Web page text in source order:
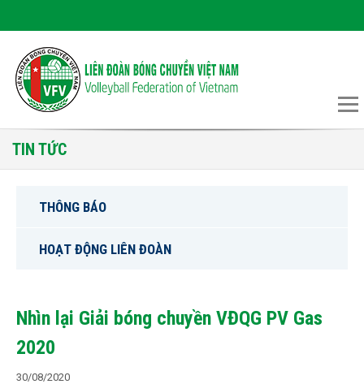
TIN TỨC
THÔNG BÁO
HOẠT ĐỘNG LIÊN ĐOÀN
Nhìn lại Giải bóng chuyền VĐQG PV Gas
2020
30/08/2020